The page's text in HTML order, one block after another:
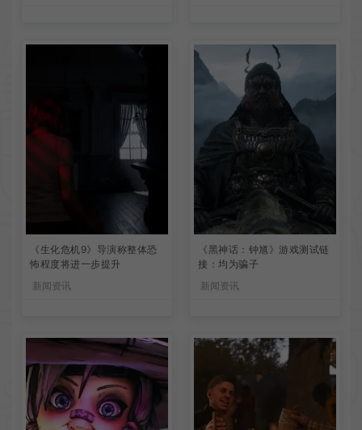
《生化危机9》导演称整体恐
怖程度将进一步提升
新闻资讯
《黑神话：钟馗》游戏测试链
接：均为骗子
新闻资讯